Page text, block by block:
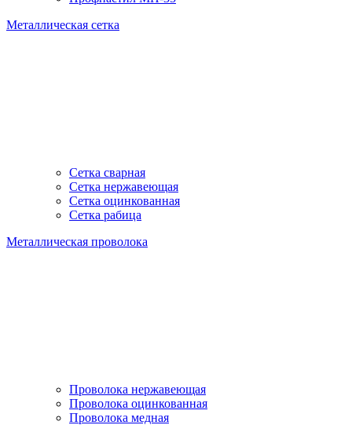
Металлическая сетка
Сетка сварная
Сетка нержавеющая
Сетка оцинкованная
Сетка рабица
Металлическая проволока
Проволока нержавеющая
Проволока оцинкованная
Проволока медная